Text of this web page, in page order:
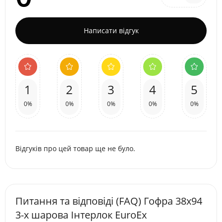
Написати відгук
1
0%
2
0%
3
0%
4
0%
5
0%
Відгуків про цей товар ще не було.
Питання та відповіді (FAQ) Гофра 38х94
3-х шарова Інтерлок EuroEx